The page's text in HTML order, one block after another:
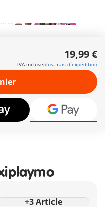
pour des repas de
de 2 à 4 jours
€
19,99 €
TVA incluseplus frais d´expédition
+3 Article